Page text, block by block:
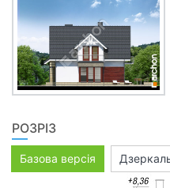
РОЗРІЗ
Базова версія